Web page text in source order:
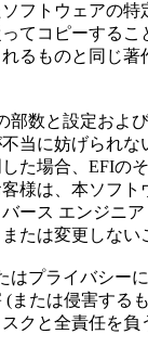
フトウェアの
てコピーする
るものと同じ
部数と設定およ
当に妨げられ
た場合、EFIの
様は、本ソフ
ース エンジニ
たは変更しな
はプライバシー
または侵害する
クと全責任を負